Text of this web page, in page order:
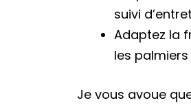
suivi
Adaptez la
les
Je vous avoue